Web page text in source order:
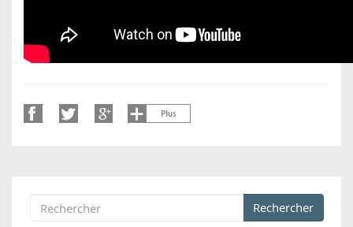
Formulaire de recherche
Rechercher